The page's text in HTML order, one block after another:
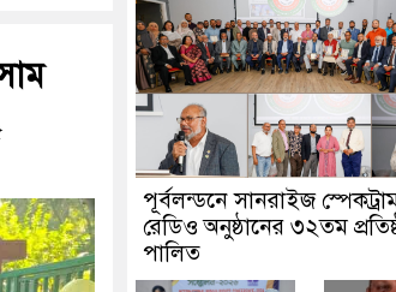
পূর্বলন্ডনে সানরাইজ
রেডিও অনুষ্ঠানের ৩২তম
পালিত